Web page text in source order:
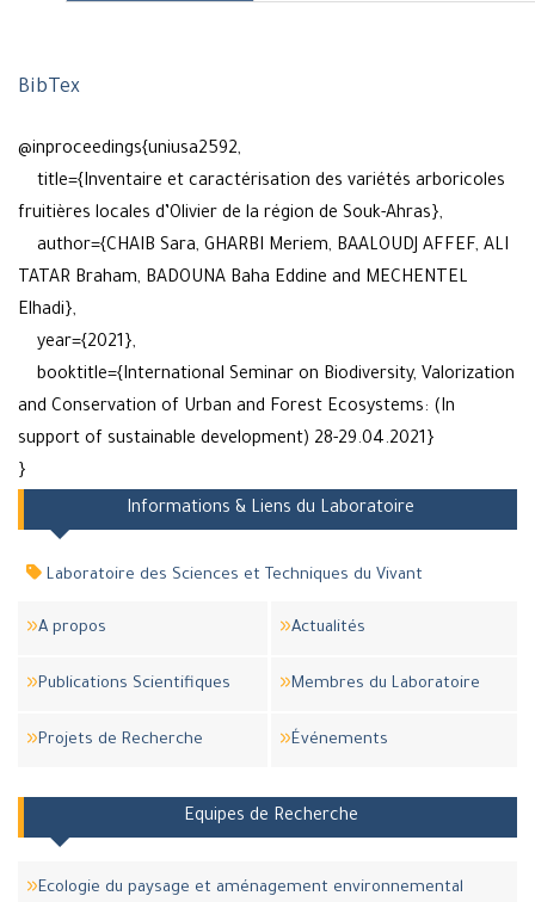
BibTex
@inproceedings{uniusa2592,
title={Inventaire et caractérisation des variétés arboricoles
fruitières locales d’Olivier de la région de Souk-Ahras},
author={CHAIB Sara, GHARBI Meriem, BAALOUDJ AFFEF, ALI
TATAR Braham, BADOUNA Baha Eddine and MECHENTEL
Elhadi},
year={2021},
booktitle={International Seminar on Biodiversity, Valorization
and Conservation of Urban and Forest Ecosystems: (In
support of sustainable development) 28-29.04.2021}
}
Informations & Liens du Laboratoire
Laboratoire des Sciences et Techniques du Vivant
A propos Actualités
Publications Scientifiques Membres du Laboratoire
Projets de Recherche Événements
Equipes de Recherche
Ecologie du paysage et aménagement environnemental